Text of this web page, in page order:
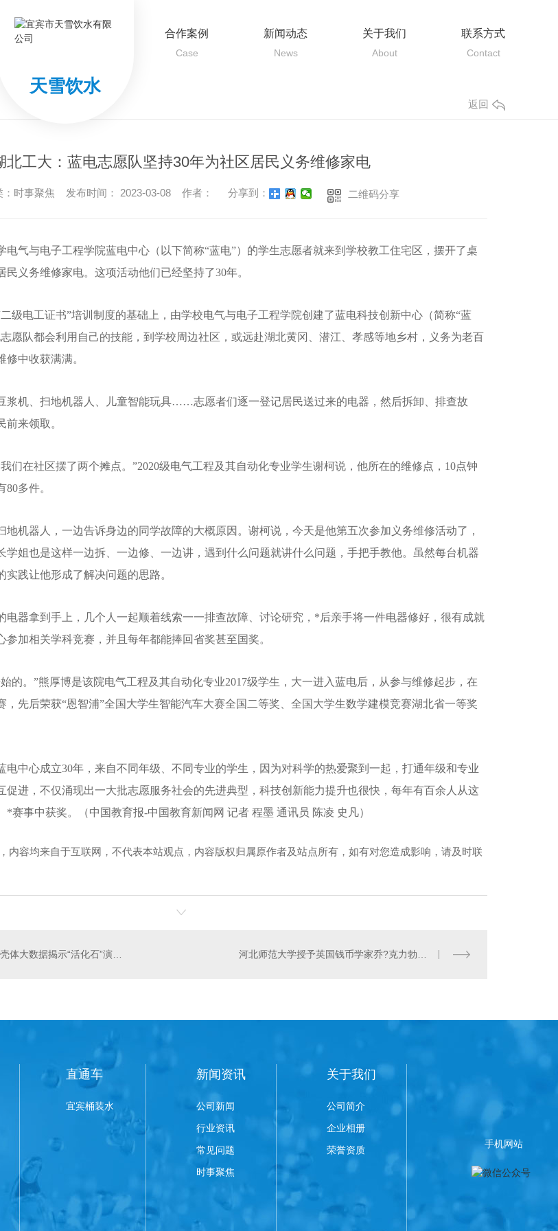
天雪饮水
合作案例
Case
新闻动态
News
关于我们
About
联系方式
Contact
返回
宜宾桶装水-竹海山泉纯净水
北工大：蓝电志愿队坚持30年为社区居民义务维修家电
：时事聚焦 发布时间： 2023-03-08 作者： 分享到： 二维码分享
电气与电子工程学院蓝电中心（以下简称“蓝电”）的学生志愿者就来到学校教工住宅区，摆开了桌
义务维修家电。这项活动他们已经坚持了30年。
级电工证书”培训制度的基础上，由学校电气与电子工程学院创建了蓝电科技创新中心（简称“蓝
愿队都会利用自己的技能，到学校周边社区，或远赴湖北黄冈、潜江、孝感等地乡村，义务为老百
中收获满满。
浆机、扫地机器人、儿童智能玩具……志愿者们逐一登记居民送过来的电器，然后拆卸、排查故
前来领取。
们在社区摆了两个摊点。”2020级电气工程及其自动化专业学生谢柯说，他所在的维修点，10点钟
多件。
地机器人，一边告诉身边的同学故障的大概原因。谢柯说，今天是他第五次参加义务维修活动了，
学姐也是这样一边拆、一边修、一边讲，遇到什么问题就讲什么问题，手把手教他。虽然每台机器
践让他形成了解决问题的思路。
电器拿到手上，几个人一起顺着线索一一排查故障、讨论研究，*后亲手将一件电器修好，很有成就
参加相关学科竞赛，并且每年都能捧回省奖甚至国奖。
的。”熊厚博是该院电气工程及其自动化专业2017级学生，大一进入蓝电后，从参与维修起步，在
，先后荣获“恩智浦”全国大学生智能汽车大赛全国二等奖、全国大学生数学建模竞赛湖北省一等奖
电中心成立30年，来自不同年级、不同专业的学生，因为对科学的热爱聚到一起，打通年级和专业
促进，不仅涌现出一大批志愿服务社会的先进典型，科技创新能力提升也很快，每年有百余人从这
*赛事中获奖。（中国教育报-中国教育新闻网 记者 程墨 通讯员 陈凌 史凡）
内容均来自于互联网，不代表本站观点，内容版权归属原作者及站点所有，如有对您造成影响，请及时联
西北大学舌形贝壳体大数据揭示“活化石”演化动力 河北师范大学授予英国钱币学家乔?克力勃名誉博士学位
直通车
宜宾桶装水
新闻资讯
公司新闻
行业资讯
常见问题
时事聚焦
关于我们
公司简介
企业相册
荣誉资质
手机网站